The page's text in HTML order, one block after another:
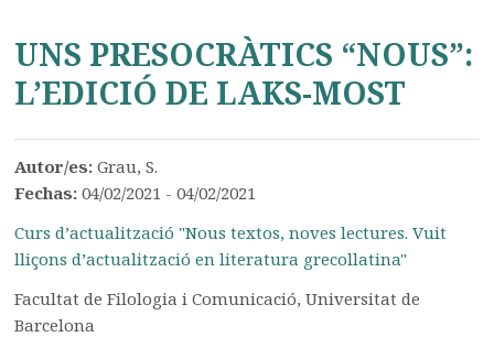
UNS PRESOCRÀTICS “NOUS”:
L’EDICIÓ DE LAKS-MOST
Autor/es:Grau, S.
Fechas:04/02/2021 - 04/02/2021
Curs d’actualització "Nous textos, noves lectures. Vuit
lliçons d’actualització en literatura grecollatina"
Facultat de Filologia i Comunicació, Universitat de
Barcelona